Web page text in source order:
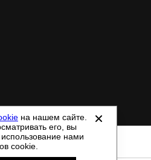
- все права защищены.
на нашем сайте.
его, вы
нами
cookie.